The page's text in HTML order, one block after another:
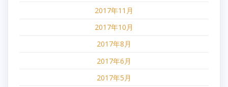
2017年11月
2017年10月
2017年8月
2017年6月
2017年5月